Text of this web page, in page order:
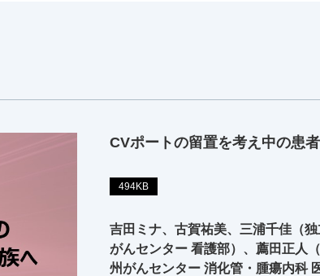
CVポートの留置を考え中の患
494KB
吉田ミナ、古賀祐美、三浦千佳（
がんセンター 看護部）、薦田正人
州がんセンター 消化管・腫瘍内科